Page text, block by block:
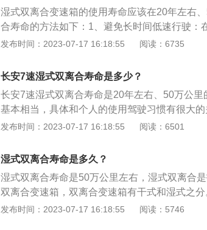
湿式双离合变速箱的使用寿命应该在20年左右
合寿命的方法如下：1、避免长时间低速行驶：
半联动的状态，且一直在一二档间频繁换挡，
太快：指在倒车的时候，车子还没停稳，立马
剧烈冲击，从而减少双离合器的使用寿命。3、
踩轻放避免出现错误档位，并且会对齿轮冲击
双离合变速箱应定期检查维护，减少交通事故的
发布时间：2023-07-17 16:18:55 阅读：6735
长安7速湿式双离合寿命是多少？
长安7速湿式双离合寿命是20年左右、50万公
基本相当，具体和个人的使用驾驶习惯有很大
进挡的双离合变速器。又称7速双离合变速器，
是一大一小共两组同轴安装在一起的多片式离
的密闭油腔里。7速双离合变速器是利用离合器
全部接合的过程中，还包括有相对转动的状况
与自动变速器的滑移力一样，滑动状态下控，
要有不间断的接合工作压力来维持接合状态。
发布时间：2023-07-17 16:18:55 阅读：6501
湿式双离合寿命是多久？
湿式双离合寿命是50万公里左右，湿式双离合
双离合变速箱，双离合变速箱有干式和湿式之
提高了车辆的燃油经济性；2、反应灵敏；3、
发布时间：2023-07-17 16:18:55 阅读：5746